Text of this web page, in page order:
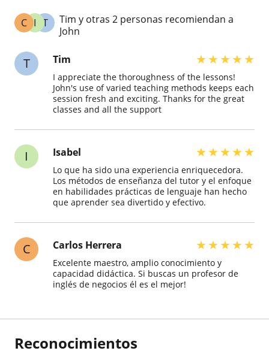
T
I
C
Tim y otras 2 personas recomiendan a
John
T Tim ★★★★★
I appreciate the thoroughness of the lessons!
John's use of varied teaching methods keeps each
session fresh and exciting. Thanks for the great
classes and all the support
I Isabel ★★★★★
Lo que ha sido una experiencia enriquecedora.
Los métodos de enseñanza del tutor y el enfoque
en habilidades prácticas de lenguaje han hecho
que aprender sea divertido y efectivo.
C Carlos Herrera ★★★★★
Excelente maestro, amplio conocimiento y
capacidad didáctica. Si buscas un profesor de
inglés de negocios él es el mejor!
Reconocimientos